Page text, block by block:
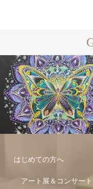
ト
ペイント
はじめての方へ
アート展＆コンサート